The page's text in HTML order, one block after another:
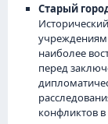
Старый
наиболее
перед
конфликтов в